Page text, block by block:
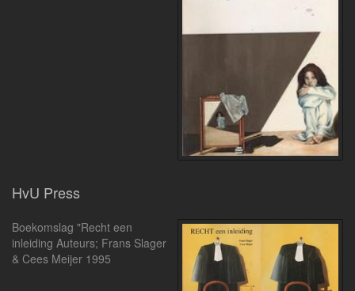
HvU Press
Boekomslag "Recht een
inleiding Auteurs; Frans Slager
& Cees Meijer 1995